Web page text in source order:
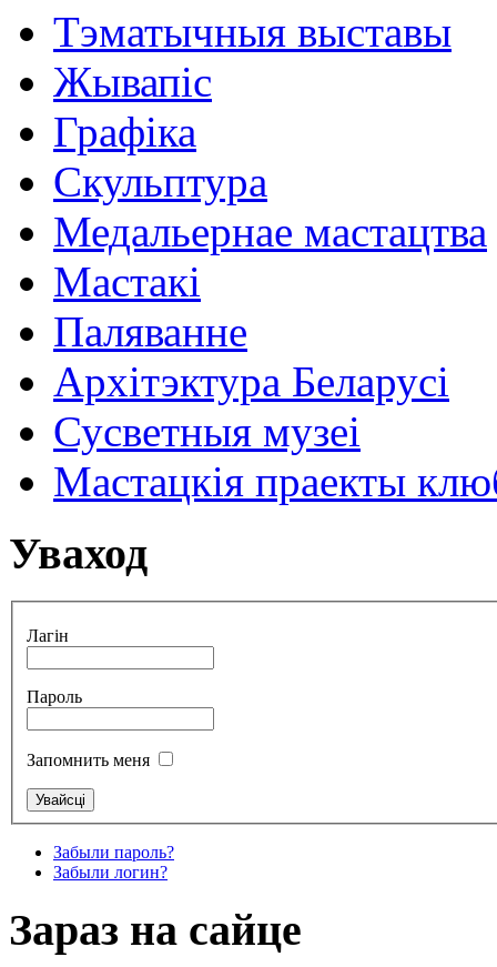
Тэматычныя выставы
Жывапіс
Графіка
Скульптура
Медальернае мастацтва
Мастакі
Паляванне
Архітэктура Беларусі
Сусветныя музеі
Мастацкія праекты
Уваход
Лагін
Пароль
Запомнить меня
Забыли пароль?
Забыли логин?
Зараз на сайце